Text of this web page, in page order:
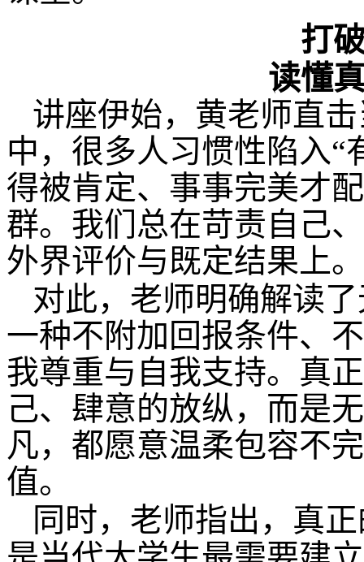
打
读懂
讲座伊始，黄老师直
中，很多人习惯性陷入“
得被肯定、事事完美才
群。我们总在苛责自己
外界评价与既定结果上。
对此，老师明确解读
一种不附加回报条件、
我尊重与自我支持。真
己、肆意的放纵，而是
凡，都愿意温柔包容不
值。
同时，老师指出，真